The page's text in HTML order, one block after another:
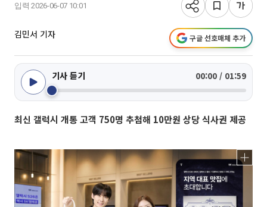
입력 2026-06-07 10:01
김민서 기자 구글 선호매체 추가
기사 듣기 00:00 / 01:59
최신 갤럭시 개통 고객 750명 추첨해 10만원 상당 식사권 제공